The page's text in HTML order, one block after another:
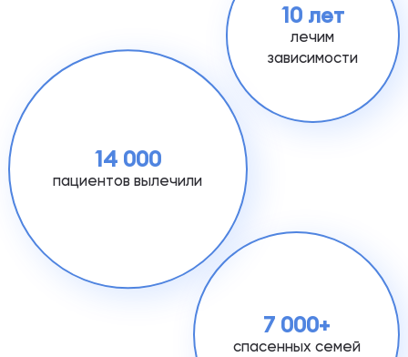
10 лет
лечим
зависимости
14 000
пациентов вылечили
7 000+
спасенных семей